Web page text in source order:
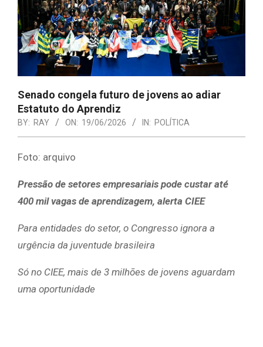
Senado congela futuro de jovens ao adiar
Estatuto do Aprendiz
BY: RAY ON: 19/06/2026 IN: POLÍTICA
Foto: arquivo
Pressão de setores empresariais pode custar até
400 mil vagas de aprendizagem, alerta CIEE
Para entidades do setor, o Congresso ignora a
urgência da juventude brasileira
Só no CIEE, mais de 3 milhões de jovens aguardam
uma oportunidade